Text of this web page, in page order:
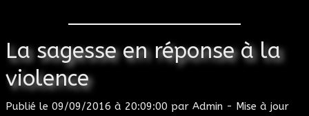
La sagesse en réponse à la
violence
Publié le 09/09/2016 à 20:09:00 par Admin - Mise à jour